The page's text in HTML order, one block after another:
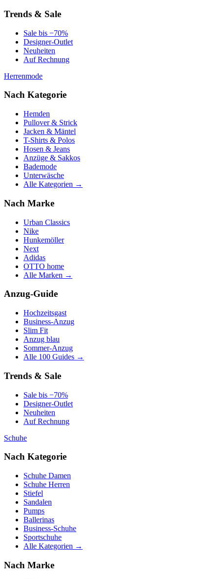
Trends & Sale
Sale bis −70%
Designer-Outlet
Neuheiten
Auf Rechnung
Herrenmode
Nach Kategorie
Hemden
Pullover & Strick
Jacken & Mäntel
T-Shirts & Polos
Hosen & Jeans
Anzüge & Sakkos
Bademode
Unterwäsche
Alle Kategorien →
Nach Marke
Urban Classics
Nike
Hunkemöller
Next
Adidas
OTTO home
Alle Marken →
Anzug-Guide
Hochzeitsgast
Business-Anzug
Slim Fit
Anzug blau
Sommer-Anzug
Alle 100 Guides →
Trends & Sale
Sale bis −70%
Designer-Outlet
Neuheiten
Auf Rechnung
Schuhe
Nach Kategorie
Schuhe Damen
Schuhe Herren
Stiefel
Sandalen
Pumps
Ballerinas
Business-Schuhe
Sportschuhe
Alle Kategorien →
Nach Marke